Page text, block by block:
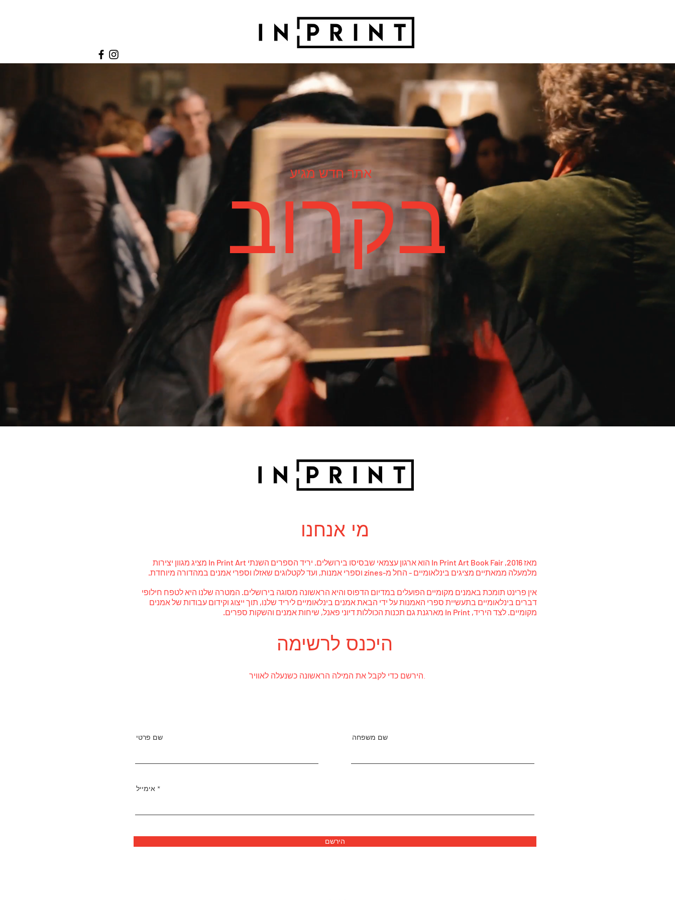
אתר חדש מגיע
בקרוב
מי אנחנו
מאז 2016, In Print Art Book Fair הוא ארגון עצמאי שבסיסו בירושלים. יריד הספרים השנתי In Print Art מציג מגוון יצירות
מלמעלה ממאתיים מציגים בינלאומיים - החל מ-zines וספרי אמנות, ועד לקטלוגים שאזלו וספרי אמנים במהדורה מיוחדת.
אין פרינט תומכת באמנים מקומיים הפועלים במדיום הדפוס והיא הראשונה מסוגה בירושלים. המטרה שלנו היא לטפח חילופי
דברים בינלאומיים בתעשיית ספרי האמנות על ידי הבאת אמנים בינלאומיים ליריד שלנו, תוך ייצוג וקידום עבודות של אמנים
מקומיים. לצד היריד, In Print מארגנת גם תכנות הכוללות דיוני פאנל, שיחות אמנים והשקות ספרים.
היכנס לרשימה
הירשם כדי לקבל את המילה הראשונה כשנעלה לאוויר.
שם פרטי שם משפחה
אימייל
הירשם